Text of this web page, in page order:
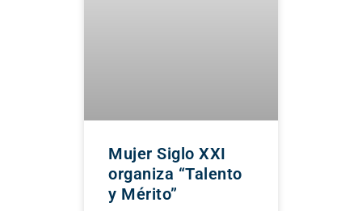
Mujer Siglo XXI
organiza “Talento
y Mérito”